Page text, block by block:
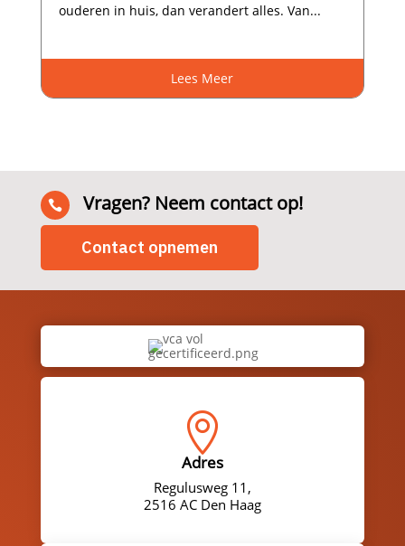
ouderen in huis, dan verandert alles.​ Van...
Lees Meer
 Vragen? Neem contact op!
Contact opnemen

Adres
Regulusweg 11,
2516 AC Den Haag